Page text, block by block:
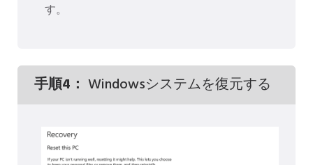
す。
手順4： Windowsシステムを復元する